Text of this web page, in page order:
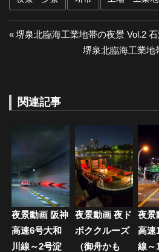
投
ビ
ー
シ
ョ
ン
前
堺泉北臨海工業地帯の夜景 Vol.2
次
堺泉北臨海工業地
関連記事
夜景動画 阪神
高速6号大和
川線～2号淀
夜景動画 夜ド
ボククルーズ
（御舟かも
夜景
高速
線～